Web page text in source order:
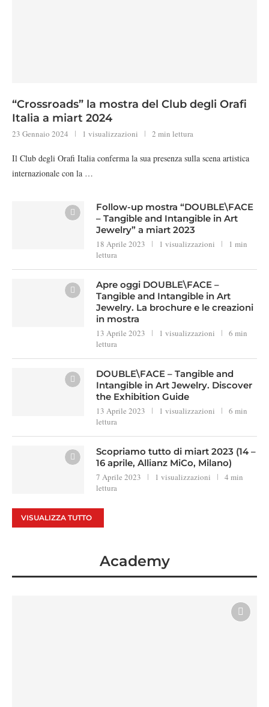
“Crossroads” la mostra del Club degli Orafi
Italia a miart 2024
23 Gennaio 2024 1 visualizzazioni 2 min lettura
Il Club degli Orafi Italia conferma la sua presenza sulla scena artistica
internazionale con la …
Follow-up mostra “DOUBLE\FACE
– Tangible and Intangible in Art
Jewelry” a miart 2023
18 Aprile 2023 1 visualizzazioni
1 min
lettura
Apre oggi DOUBLE\FACE –
Tangible and Intangible in Art
Jewelry. La brochure e le creazioni
in mostra
13 Aprile 2023 1 visualizzazioni
6 min
lettura
DOUBLE\FACE – Tangible and
Intangible in Art Jewelry. Discover
the Exhibition Guide
13 Aprile 2023 1 visualizzazioni
6 min
lettura
Scopriamo tutto di miart 2023 (14 –
16 aprile, Allianz MiCo, Milano)
7 Aprile 2023 1 visualizzazioni
4 min
lettura
VISUALIZZA TUTTO
Academy